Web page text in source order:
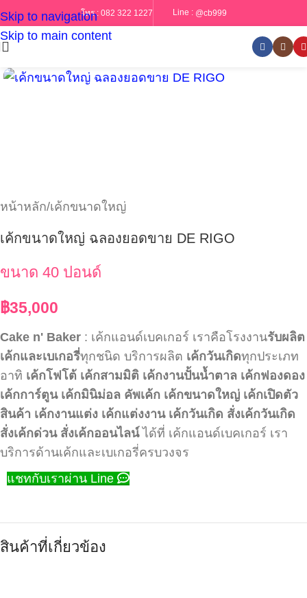
Skip to navigation
Skip to main content
โทร : 082 322 1227 Line : @cb999
หน้าหลัก/เค้กขนาดใหญ่
เค้กขนาดใหญ่ ฉลองยอดขาย DE RIGO
ขนาด 40 ปอนด์
฿35,000
Cake n' Baker : เค้กแอนด์เบคเกอร์ เราคือโรงงานรับผลิต
เค้กและเบเกอรี่ทุกชนิด บริการผลิต เค้กวันเกิดทุกประเภท
อาทิ เค้กโฟโต้ เค้กสามมิติ เค้กงานปั้นน้ำตาล เค้กฟองดอง
เค้กการ์ตูน เค้กมินิม่อล คัพเค้ก เค้กขนาดใหญ่ เค้กเปิดตัว
สินค้า เค้กงานแต่ง เค้กแต่งงาน เค้กวันเกิด สั่งเค้กวันเกิด
สั่งเค้กด่วน สั่งเค้กออนไลน์ได้ที่ เค้กแอนด์เบคเกอร์ เรา
บริการด้านเค้กและเบเกอรี่ครบวงจร
แชทกับเราผ่าน Line
สินค้าที่เกี่ยวข้อง